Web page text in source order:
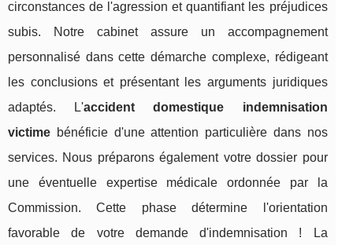
circonstances de l'agression et quantifiant les préjudices
subis. Notre cabinet assure un accompagnement
personnalisé dans cette démarche complexe, rédigeant
les conclusions et présentant les arguments juridiques
adaptés. L'accident domestique indemnisation
victime bénéficie d'une attention particulière dans nos
services. Nous préparons également votre dossier pour
une éventuelle expertise médicale ordonnée par la
Commission. Cette phase détermine l'orientation
favorable de votre demande d'indemnisation ! La